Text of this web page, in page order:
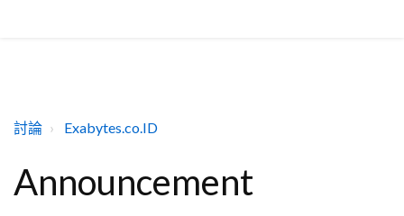
討論 Exabytes.co.ID
Announcement